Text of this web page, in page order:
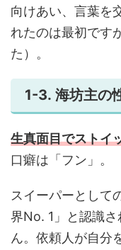
向けあい、言葉を
れたのは最初です
た）。
1-3. 海坊主の
生真面目でストイ
口癖は「フン」。
スイーパーとして
界No. 1」と認識
ん。依頼人が自分